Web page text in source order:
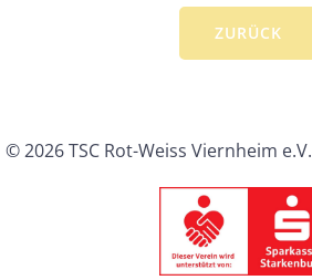
ZURÜCK
© 2026 TSC Rot-Weiss Viernheim e.V.